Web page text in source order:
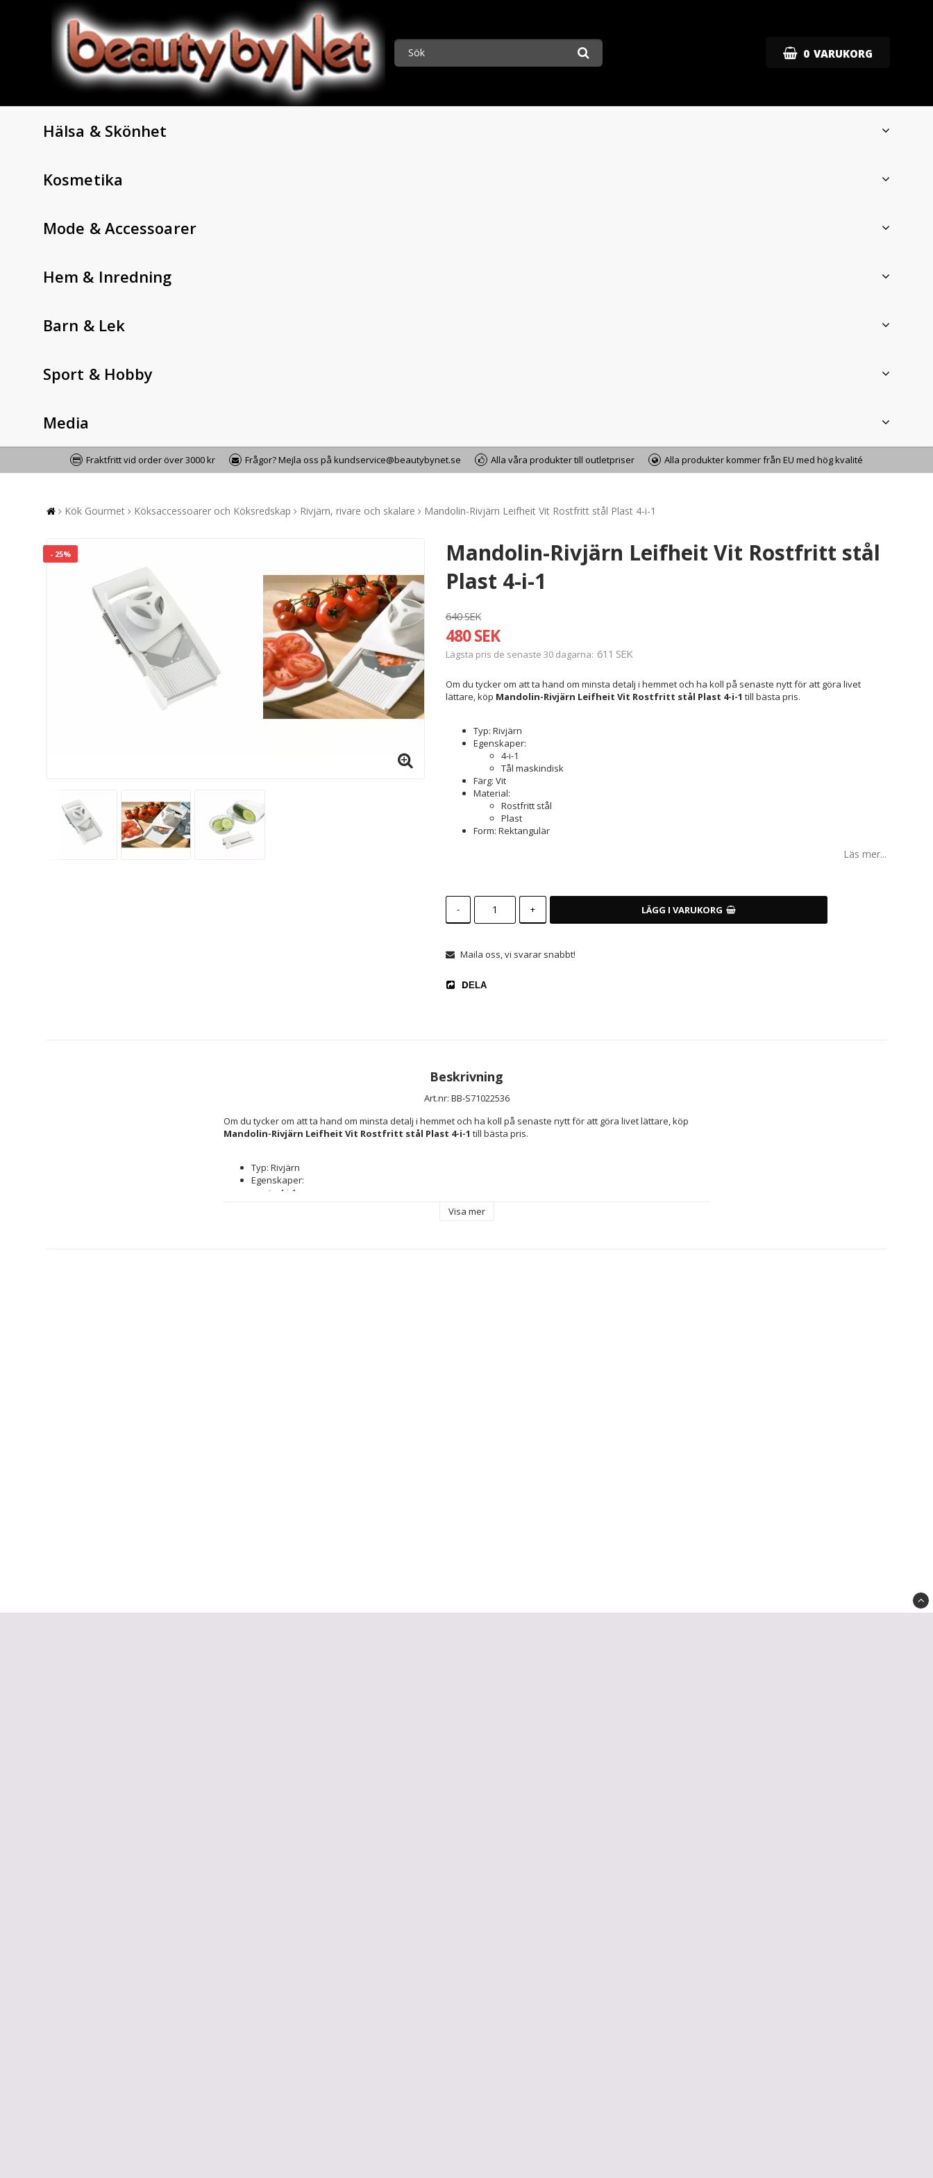
0 VARUKORG
Hälsa & Skönhet
Kosmetika
Mode & Accessoarer
Hem & Inredning
Barn & Lek
Sport & Hobby
Media
Fraktfritt vid order över 3000 kr Frågor? Mejla oss på kundservice@beautybynet.se Alla våra produkter till outletpriser Alla produkter kommer från EU med hög kvalité
Kök Gourmet Köksaccessoarer och Köksredskap Rivjärn, rivare och skalare Mandolin-Rivjärn Leifheit Vit Rostfritt stål Plast 4-i-1
- 25%
Mandolin-Rivjärn Leifheit Vit Rostfritt stål
Plast 4-i-1
640 SEK
480 SEK
Lägsta pris de senaste 30 dagarna 611 SEK
Om du tycker om att ta hand om minsta detalj i hemmet och ha koll på senaste nytt för att göra livet
lättare, köp Mandolin-Rivjärn Leifheit Vit Rostfritt stål Plast 4-i-1 till bästa pris.
Typ: Rivjärn
Egenskaper:
4-i-1
Tål maskindisk
Färg: Vit
Material:
Rostfritt stål
Plast
Form: Rektangulär
Läs mer...
- + LÄGG I VARUKORG
Maila oss, vi svarar snabbt!
DELA
Beskrivning
Art.nr: BB-S71022536
Mandolin-Rivjärn Leifheit Vit Rostfritt stål Plast 4-i-1 till bästa pris.
Typ: Rivjärn
Egenskaper:
4-i-1
Visa mer